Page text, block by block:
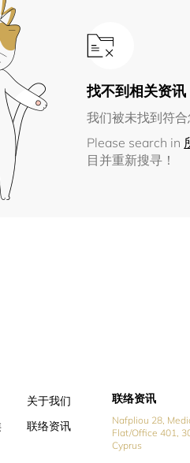
找不到相关资讯
我们被未找到符合
Please search in
目并重新搜寻！
关于我们
联络资讯
联络资讯
Nafpliou 28,
Flat/Office 401,
Cyprus